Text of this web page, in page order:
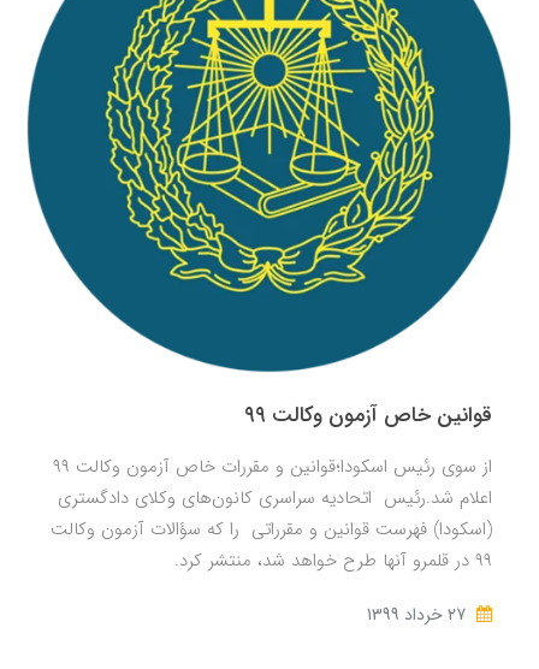
قوانین خاص آزمون وکالت ۹۹
از سوی رئیس اسکودا؛قوانین و مقررات خاص آزمون وکالت ۹۹
اعلام شد.رئیس اتحادیه سراسری کانون‌های وکلای دادگستری
(اسکودا) فهرست قوانین و مقرراتی را که سؤالات آزمون وکالت
۹۹ در قلمرو آنها طرح خواهد شد، منتشر کرد.